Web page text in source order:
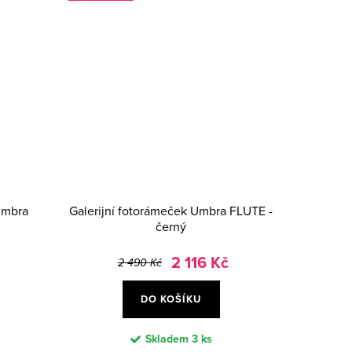
Galerijní fotorámeček Umbra FLUTE -
černý
2 490 Kč 2 116 Kč
DO KOŠÍKU
Skladem 3 ks